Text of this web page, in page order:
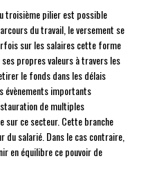
troisième pilier est possible
du travail, le versement se
sur les salaires cette forme
propres valeurs à travers les
le fonds dans les délais
évènements importants
de multiples
sur ce secteur. Cette branche
du salarié. Dans le cas contraire,
en équilibre ce pouvoir de